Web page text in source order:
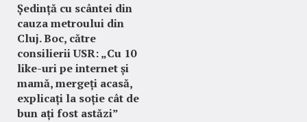
Ședință cu scântei din
cauza metroului din
Cluj. Boc, către
consilierii USR: „Cu 10
like-uri pe internet și
mamă, mergeți acasă,
explicați la soție cât de
bun ați fost astăzi”